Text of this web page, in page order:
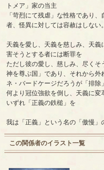
トメア」家の当主
「苛烈にて残虐」な性格であり
者、怪異に対しては容赦はしな
天義を愛し、天義を慈しみ、天
害そうとする者には断罪を
ただし彼の愛し、慈しみ、尽くそ
神を尊ぶ国」であり、それから
ネ・バードケージだろうが「排除
何より冠位強欲を倒し、天義に
いずれ「正義の鉄槌」を
我は「正義」という名の「傲慢」
この関係者のイラスト一覧